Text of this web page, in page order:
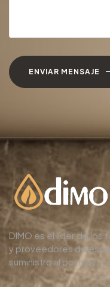
ENVIAR MENSAJE
DIMO es el líder de los
y proveedores de
suministro al por mayor